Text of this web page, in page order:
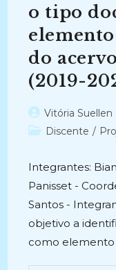
o tipo
do
(2019-
Autor
do
Vitória Suellen
Categoria
Discente /
Integrantes:
Panisset -
Santos -
objetivo a
como